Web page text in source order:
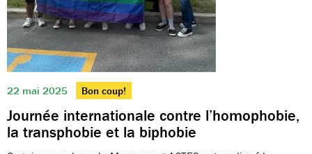
22 mai 2025 Bon coup!
Journée internationale contre l’homophobie,
la transphobie et la biphobie